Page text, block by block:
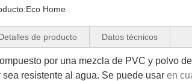
Eco Home
de producto Datos técnicos
por una mezcla de PVC y polvo
resistente al agua. Se puede usar en